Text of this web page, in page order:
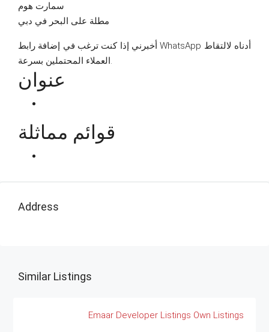
سمارت هوم
مطلة على البحر في دبي
أخبرني إذا كنت ترغب في إضافة رابط WhatsApp أدناه لالتقاط
العملاء المحتملين بسرعة.
عنوان
قوائم مماثلة
Address
Similar Listings
Emaar Developer Listings Own Listings